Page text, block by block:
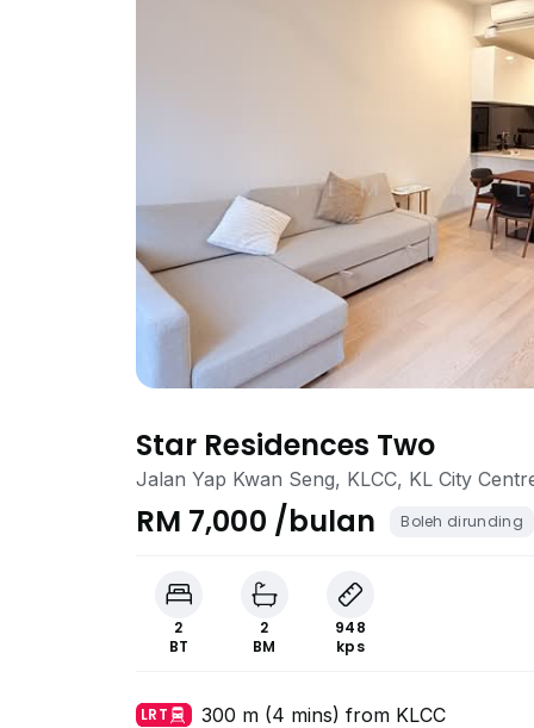
Star Residences Two
Jalan Yap Kwan Seng, KLCC, KL City
RM 7,000 /bulan Boleh dirunding
2
BT
2
BM
948
kps
LRT 300 m (4 mins) from KLCC